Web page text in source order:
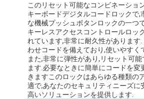
このリセット可能なコンビネーショ
キーボードデジタルコードロックで,
な機械プッシュボタンロックの一つ
キーレスアクセスコントロールロッ
れています,非常に耐久性があります
わせコードを備えており,使いやすく
また,非常に弾性があり,リセット可
ます.必要なときに簡単にコードを変
きますこのロックはあらゆる種類の
適で,あなたのセキュリティニーズに
高いソリューションを提供します.